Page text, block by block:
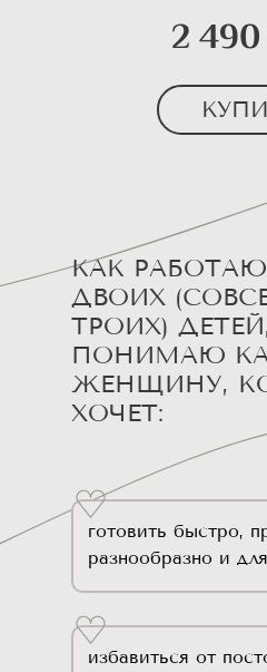
2 490
КАК
ДВОИХ
ТРОИХ)
ПОНИМАЮ
ЖЕНЩИНУ,
ХОЧЕТ:
готовить быстро,
разнообразно и
избавиться от